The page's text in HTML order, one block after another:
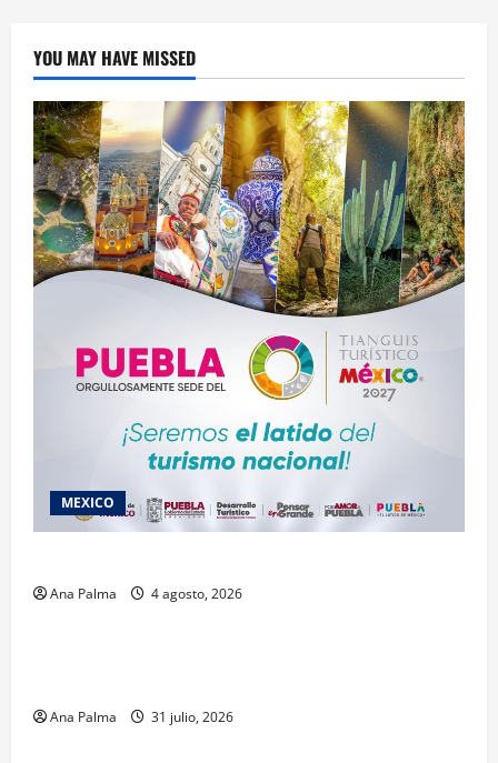
ferrocarril
en
ciudades
YOU MAY HAVE MISSED
MEXICO
Ana Palma 4 agosto, 2026
Estados
Ana Palma 31 julio, 2026
MEXICO